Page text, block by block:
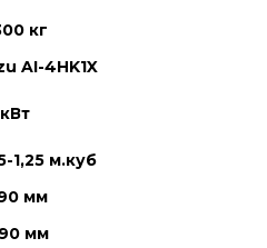
кг
AI-4HK1X
1,25 м.куб
мм
мм